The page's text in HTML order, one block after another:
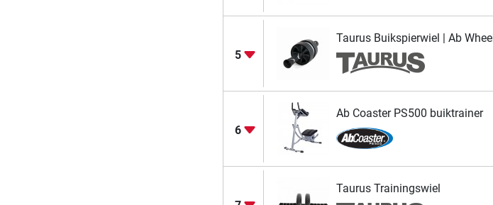
5
Taurus Buikspierwiel | Ab Wheel
6
Ab Coaster PS500 buiktrainer
Taurus Trainingswiel